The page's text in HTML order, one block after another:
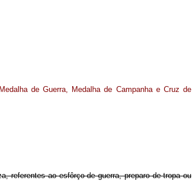
de Guerra, Medalha de Campanha e Cruz de
referentes ao esfôrço de guerra, preparo de tropa ou